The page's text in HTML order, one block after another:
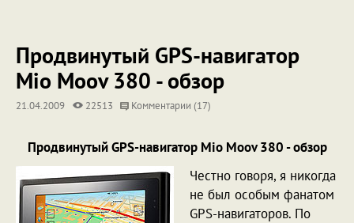
Продвинутый GPS-навигатор
Mio Moov 380 - обзор
21.04.2009 22513 Комментарии (17)
Продвинутый GPS-навигатор Mio Moov 380 - обзор
Честно говоря, я никогда
не был особым фанатом
GPS-навигаторов. По